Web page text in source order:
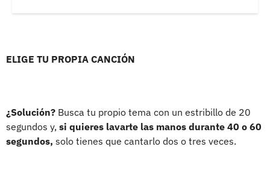
ELIGE TU PROPIA CANCIÓN
¿Solución? Busca tu propio tema con un estribillo de 20
segundos y, si quieres lavarte las manos durante 40 o 60
segundos, solo tienes que cantarlo dos o tres veces.